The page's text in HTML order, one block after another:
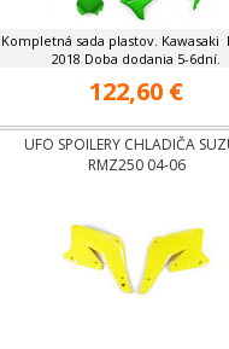
Kompletná sada plastov. Kawasaki
2018 Doba dodania 5-6dní.
122,60 €
UFO SPOILERY CHLADIČA
RMZ250 04-06